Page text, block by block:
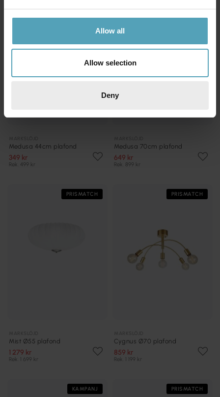
Allow all
Allow selection
Deny
Medusa 44cm plafond
349 kr
Rek. 499 kr
Medusa 70cm plafond
649 kr
Rek. 899 kr
PRISMATCH
Mist Ø55 plafond
1 279 kr
Rek. 1 699 kr
PRISMATCH
Cygnus Ø70 plafond
859 kr
Rek. 1 199 kr
KAMPANJ PRISMATCH